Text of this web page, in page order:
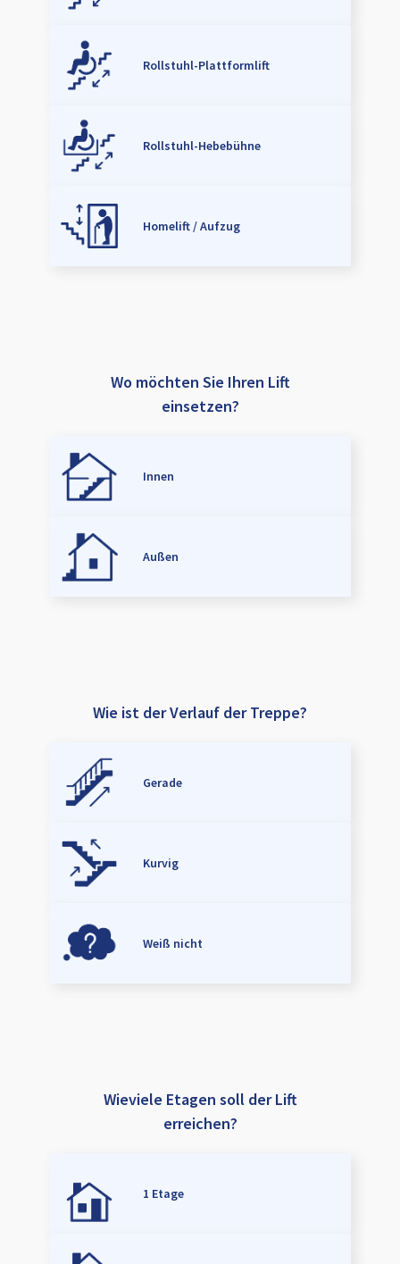
Rollstuhl-Plattformlift
Rollstuhl-Hebebühne
Homelift / Aufzug
Wo möchten Sie Ihren Lift
einsetzen?
Innen
Außen
Wie ist der Verlauf der Treppe?
Gerade
Kurvig
Weiß nicht
Wieviele Etagen soll der Lift
erreichen?
1 Etage